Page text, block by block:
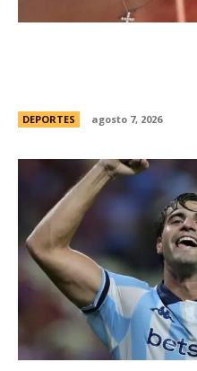
DEPORTES agosto 7, 2026